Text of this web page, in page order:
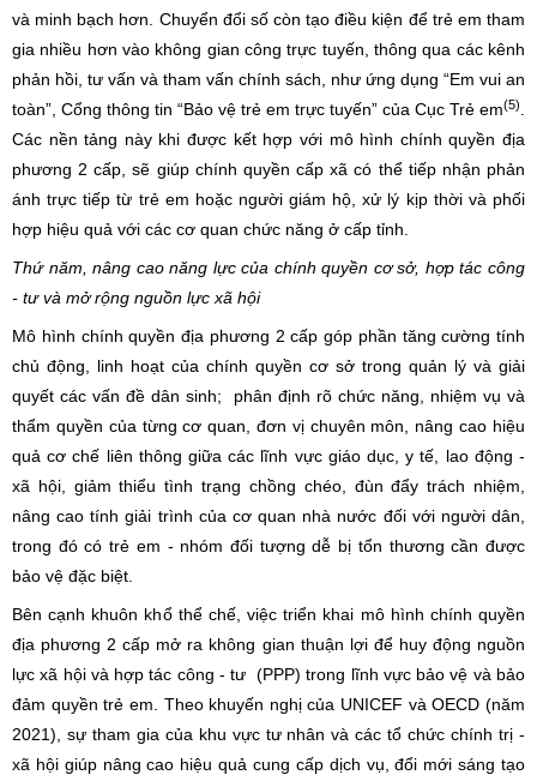
và minh bạch hơn. Chuyển đổi số còn tạo điều kiện để trẻ em tham
gia nhiều hơn vào không gian công trực tuyến, thông qua các kênh
phản hồi, tư vấn và tham vấn chính sách, như ứng dụng “Em vui an
toàn”, Cổng thông tin “Bảo vệ trẻ em trực tuyến” của Cục Trẻ em(5)
Các nền tảng này khi được kết hợp với mô hình chính quyền địa
phương 2 cấp, sẽ giúp chính quyền cấp xã có thể tiếp nhận phản
ánh trực tiếp từ trẻ em hoặc người giám hộ, xử lý kịp thời và phối
hợp hiệu quả với các cơ quan chức năng ở cấp tỉnh.
Thứ năm, nâng cao năng lực của chính quyền cơ sở, hợp tác công
- tư và mở rộng nguồn lực xã hội
Mô hình chính quyền địa phương 2 cấp góp phần tăng cường tính
chủ động, linh hoạt của chính quyền cơ sở trong quản lý và giải
quyết các vấn đề dân sinh; phân định rõ chức năng, nhiệm vụ và
thẩm quyền của từng cơ quan, đơn vị chuyên môn, nâng cao hiệu
quả cơ chế liên thông giữa các lĩnh vực giáo dục, y tế, lao động -
xã hội, giảm thiểu tình trạng chồng chéo, đùn đẩy trách nhiệm,
nâng cao tính giải trình của cơ quan nhà nước đối với người dân,
trong đó có trẻ em - nhóm đối tượng dễ bị tổn thương cần được
bảo vệ đặc biệt.
Bên cạnh khuôn khổ thể chế, việc triển khai mô hình chính quyền
địa phương 2 cấp mở ra không gian thuận lợi để huy động nguồn
lực xã hội và hợp tác công - tư (PPP) trong lĩnh vực bảo vệ và bảo
đảm quyền trẻ em. Theo khuyến nghị của UNICEF và OECD (năm
2021), sự tham gia của khu vực tư nhân và các tổ chức chính trị -
xã hội giúp nâng cao hiệu quả cung cấp dịch vụ, đổi mới sáng tạo